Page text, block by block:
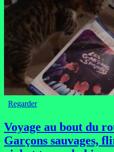
Regarder
Voyage au bout du
Garçons sauvages,